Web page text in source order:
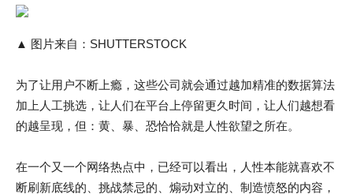
▲ 图片来自：SHUTTERSTOCK
为了让用户不断上瘾，这些公司就会通过越加精准的数据算法
加上人工挑选，让人们在平台上停留更久时间，让人们越想看
的越呈现，但：黄、暴、恐恰恰就是人性欲望之所在。
在一个又一个网络热点中，已经可以看出，人性本能就喜欢不
断刷新底线的、挑战禁忌的、煽动对立的、制造愤怒的内容，